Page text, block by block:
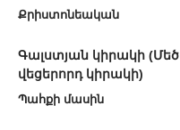
Քրիստոնեական
Գալստյան կիրակի
վեցերորդ կիրակի)
Պահքի մասին